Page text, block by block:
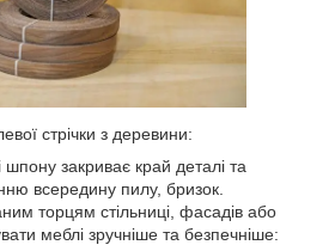
стрічки з деревини:
шпону закриває край деталі та
всередину пилу, бризок.
торцям стільниці, фасадів або
меблі зручніше та безпечніше: